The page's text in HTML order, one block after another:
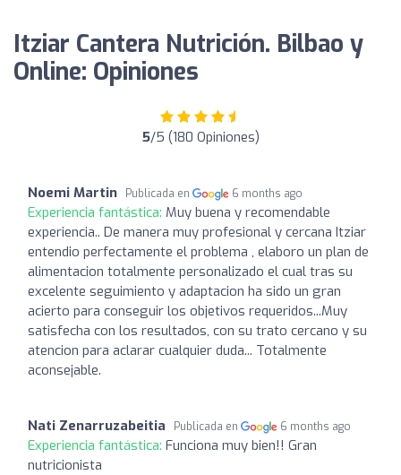
Itziar Cantera Nutrición. Bilbao y
Online: Opiniones
5/5 (180 Opiniones)
Noemi Martin Publicada en 6 months ago
Experiencia fantástica: Muy buena y recomendable
experiencia.. De manera muy profesional y cercana Itziar
entendio perfectamente el problema , elaboro un plan de
alimentacion totalmente personalizado el cual tras su
excelente seguimiento y adaptacion ha sido un gran
acierto para conseguir los objetivos requeridos...Muy
satisfecha con los resultados, con su trato cercano y su
atencion para aclarar cualquier duda... Totalmente
aconsejable.
Nati Zenarruzabeitia Publicada en 6 months ago
Experiencia fantástica: Funciona muy bien!! Gran
nutricionista